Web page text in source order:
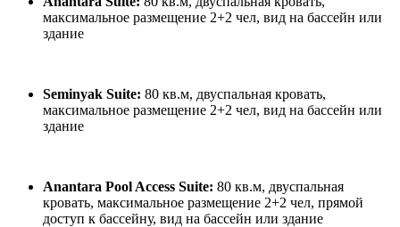
максимальное размещение 2+2 чел, вид на бассейн или
здание
Seminyak Suite: 80 кв.м, двуспальная кровать,
максимальное размещение 2+2 чел, вид на бассейн или
здание
Anantara Pool Access Suite: 80 кв.м, двуспальная
кровать, максимальное размещение 2+2 чел, прямой
доступ к бассейну, вид на бассейн или здание